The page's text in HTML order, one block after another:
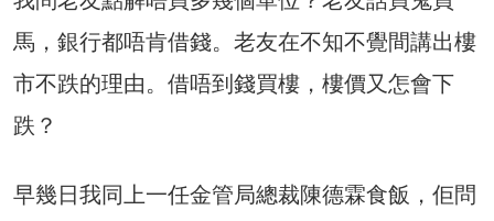
馬，銀行都唔肯借錢。老友在不知不覺間講出樓
市不跌的理由。借唔到錢買樓，樓價又怎會下
跌？
早幾日我同上一任金管局總裁陳德霖食飯，佢問